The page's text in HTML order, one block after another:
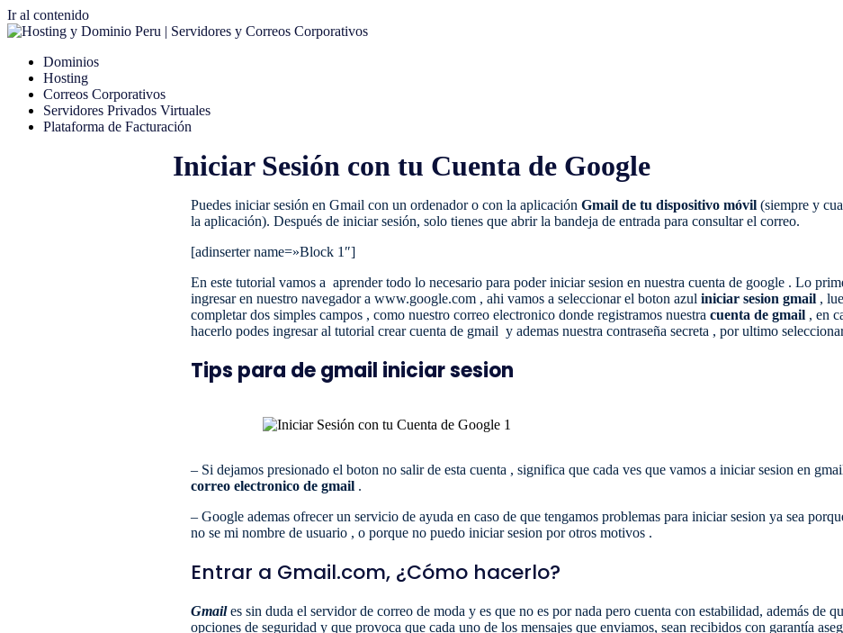
Ir al contenido
Dominios
Hosting
Correos Corporativos
Servidores Privados Virtuales
Plataforma de Facturación
Iniciar Sesión con tu Cuenta de Google
Puedes iniciar sesión en Gmail con un ordenador o con la aplicación Gmail de tu dispositivo móvil (siempre y
la aplicación). Después de iniciar sesión, solo tienes que abrir la bandeja de entrada para consultar el correo.
[adinserter name=»Block 1″]
En este tutorial vamos a aprender todo lo necesario para poder iniciar sesion en nuestra cuenta de google . Lo
ingresar en nuestro navegador a www.google.com , ahi vamos a seleccionar el boton azul iniciar sesion gmail ,
completar dos simples campos , como nuestro correo electronico donde registramos nuestra cuenta de gmail , en
hacerlo podes ingresar al tutorial crear cuenta de gmail y ademas nuestra contraseña secreta , por ultimo
Tips para de gmail iniciar sesion
– Si dejamos presionado el boton no salir de esta cuenta , significa que cada ves que vamos a iniciar sesion en
correo electronico de gmail .
– Google ademas ofrecer un servicio de ayuda en caso de que tengamos problemas para iniciar sesion ya sea
no se mi nombre de usuario , o porque no puedo iniciar sesion por otros motivos .
Entrar a Gmail.com, ¿Cómo hacerlo?
Gmailes sin duda el servidor de correo de moda y es que no es por nada pero cuenta con estabilidad, además de
opciones de seguridad y que provoca que cada uno de los mensajes que enviamos, sean recibidos con garantía